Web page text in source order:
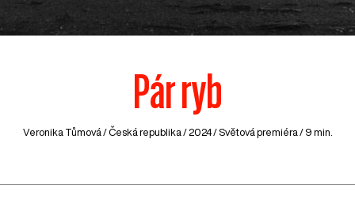
Pár ryb
Veronika Tůmová /Česká republika / 2024 / Světová premiéra / 9 min.